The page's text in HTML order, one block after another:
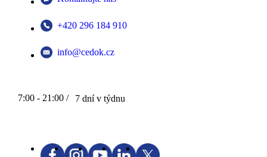
+420 296 184 910
info@cedok.cz
7:00 - 21:00 / 7 dní v týdnu